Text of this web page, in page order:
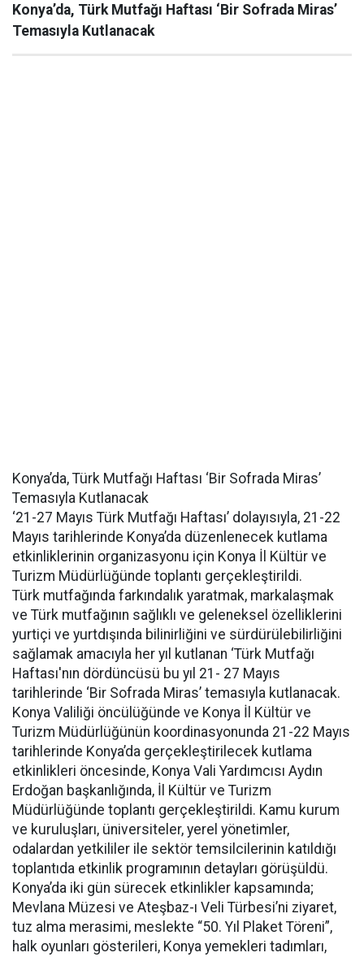
Konya’da, Türk Mutfağı Haftası ‘Bir Sofrada Miras’
Temasıyla Kutlanacak
Konya’da, Türk Mutfağı Haftası ‘Bir Sofrada Miras’
Temasıyla Kutlanacak
‘21-27 Mayıs Türk Mutfağı Haftası’ dolayısıyla, 21-22
Mayıs tarihlerinde Konya’da düzenlenecek kutlama
etkinliklerinin organizasyonu için Konya İl Kültür ve
Turizm Müdürlüğünde toplantı gerçekleştirildi.
Türk mutfağında farkındalık yaratmak, markalaşmak
ve Türk mutfağının sağlıklı ve geleneksel özelliklerini
yurtiçi ve yurtdışında bilinirliğini ve sürdürülebilirliğini
sağlamak amacıyla her yıl kutlanan ‘Türk Mutfağı
Haftası'nın dördüncüsü bu yıl 21- 27 Mayıs
tarihlerinde ‘Bir Sofrada Miras’ temasıyla kutlanacak.
Konya Valiliği öncülüğünde ve Konya İl Kültür ve
Turizm Müdürlüğünün koordinasyonunda 21-22 Mayıs
tarihlerinde Konya’da gerçekleştirilecek kutlama
etkinlikleri öncesinde, Konya Vali Yardımcısı Aydın
Erdoğan başkanlığında, İl Kültür ve Turizm
Müdürlüğünde toplantı gerçekleştirildi. Kamu kurum
ve kuruluşları, üniversiteler, yerel yönetimler,
odalardan yetkililer ile sektör temsilcilerinin katıldığı
toplantıda etkinlik programının detayları görüşüldü.
Konya’da iki gün sürecek etkinlikler kapsamında;
Mevlana Müzesi ve Ateşbaz-ı Veli Türbesi’ni ziyaret,
tuz alma merasimi, meslekte “50. Yıl Plaket Töreni”,
halk oyunları gösterileri, Konya yemekleri tadımları,